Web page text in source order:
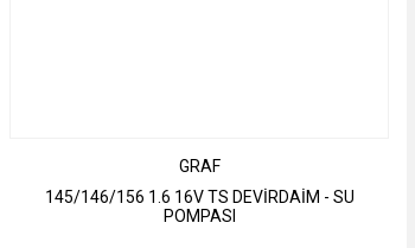
GRAF
145/146/156 1.6 16V TS DEVİRDAİM - SU
POMPASI